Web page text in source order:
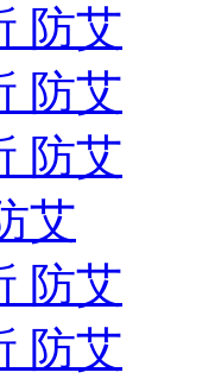
防艾
防艾
防艾
艾
防艾
防艾